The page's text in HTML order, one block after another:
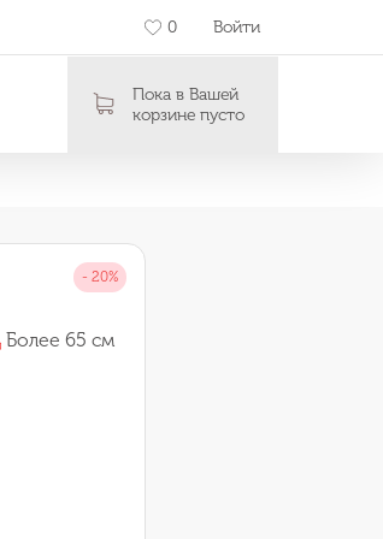
0 Войти
Пока в Вашей
корзине пусто
Более 65 см